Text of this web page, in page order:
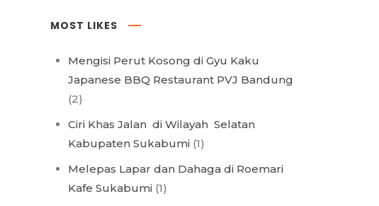
MOST LIKES
Mengisi Perut Kosong di Gyu Kaku
Japanese BBQ Restaurant PVJ Bandung
(2)
Ciri Khas Jalan di Wilayah Selatan
Kabupaten Sukabumi (1)
Melepas Lapar dan Dahaga di Roemari
Kafe Sukabumi (1)